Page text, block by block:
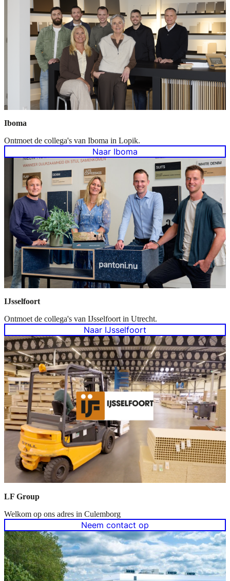
Iboma
Ontmoet de collega's van Iboma in Lopik.
Naar Iboma
IJsselfoort
Ontmoet de collega's van IJsselfoort in Utrecht.
Naar IJsselfoort
LF Group
Welkom op ons adres in Culemborg
Neem contact op